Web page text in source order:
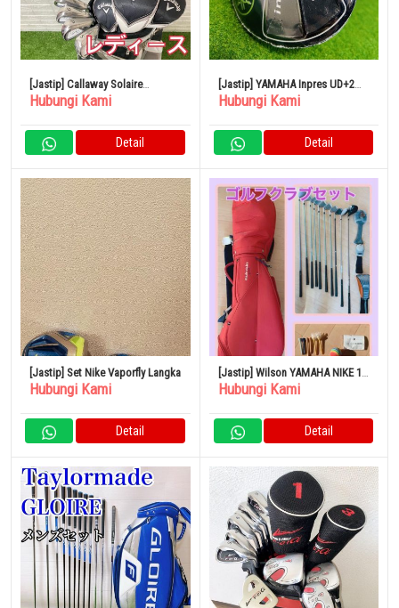
[Jastip] Callaway Solaire
Callaway Soleil Golf Club
Hubungi Kami
Detail
[Jastip] YAMAHA Inpres UD+2
2021 5W Fairway Wood Blowout
Hubungi Kami
Detail
[Jastip] Set Nike Vaporfly Langka
Hubungi Kami
Detail
[Jastip] Wilson YAMAHA NIKE 11
Buah Dengan Tas Caddy
Hubungi Kami
Detail